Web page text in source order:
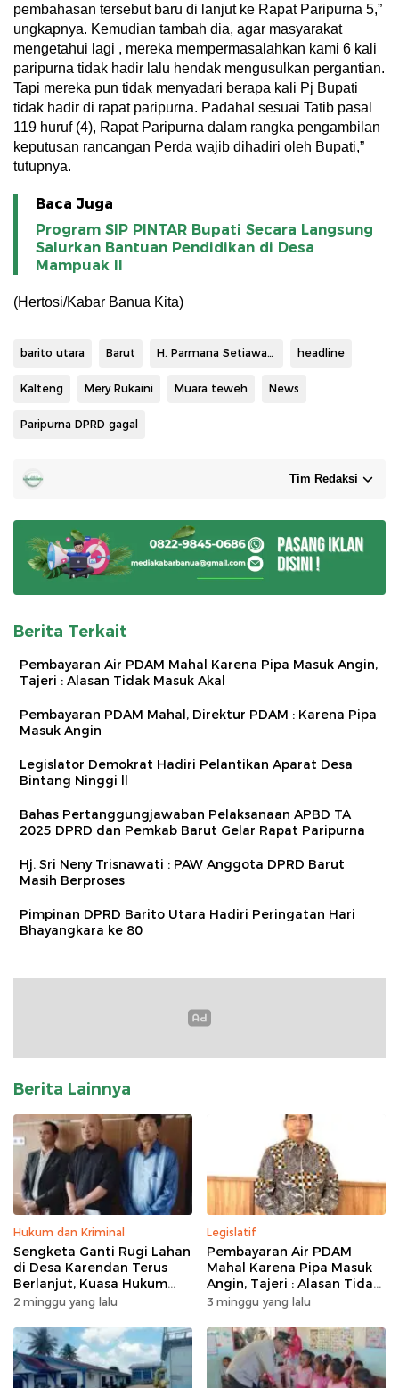
pembahasan tersebut baru di lanjut ke Rapat Paripurna 5,”
ungkapnya. Kemudian tambah dia, agar masyarakat
mengetahui lagi , mereka mempermasalahkan kami 6 kali
paripurna tidak hadir lalu hendak mengusulkan pergantian.
Tapi mereka pun tidak menyadari berapa kali Pj Bupati
tidak hadir di rapat paripurna. Padahal sesuai Tatib pasal
119 huruf (4), Rapat Paripurna dalam rangka pengambilan
keputusan rancangan Perda wajib dihadiri oleh Bupati,”
tutupnya.
Baca Juga
Program SIP PINTAR Bupati Secara Langsung
Salurkan Bantuan Pendidikan di Desa
Mampuak ll
(Hertosi/Kabar Banua Kita)
barito utara Barut H. Parmana Setiawan ST headline
Kalteng Mery Rukaini Muara teweh News
Paripurna DPRD gagal
Tim Redaksi
Berita Terkait
Pembayaran Air PDAM Mahal Karena Pipa Masuk Angin,
Tajeri : Alasan Tidak Masuk Akal
Pembayaran PDAM Mahal, Direktur PDAM : Karena Pipa
Masuk Angin
Legislator Demokrat Hadiri Pelantikan Aparat Desa
Bintang Ninggi ll
Bahas Pertanggungjawaban Pelaksanaan APBD TA
2025 DPRD dan Pemkab Barut Gelar Rapat Paripurna
Hj. Sri Neny Trisnawati : PAW Anggota DPRD Barut
Masih Berproses
Pimpinan DPRD Barito Utara Hadiri Peringatan Hari
Bhayangkara ke 80
Berita Lainnya
Hukum dan Kriminal
Sengketa Ganti Rugi Lahan
di Desa Karendan Terus
Berlanjut, Kuasa Hukum
Ajukan Kasasi
2 minggu yang lalu
Legislatif
Pembayaran Air PDAM
Mahal Karena Pipa Masuk
Angin, Tajeri : Alasan Tidak
Masuk Akal
3 minggu yang lalu